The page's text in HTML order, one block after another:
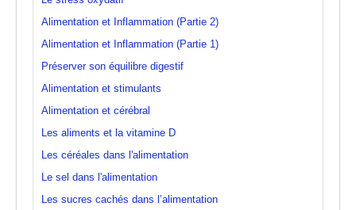
Alimentation et Inflammation (Partie 2)
Alimentation et Inflammation (Partie 1)
Préserver son équilibre digestif
Alimentation et stimulants
Alimentation et cérébral
Les aliments et la vitamine D
Les céréales dans l'alimentation
Le sel dans l'alimentation
Les sucres cachés dans l’alimentation